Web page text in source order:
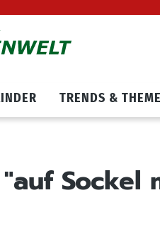
Cookie Banner springen
TRENDS &
Sockel